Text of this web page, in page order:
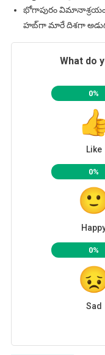
భోగాపురం విమానాశ్రయం
హబ్‌గా మారే దిశగా
What do
0%
Like
0%
0%
Sad